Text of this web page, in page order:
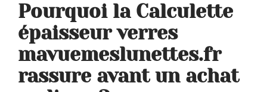
Pourquoi la Calculette
épaisseur verres
mavuemeslunettes.fr
rassure avant un achat